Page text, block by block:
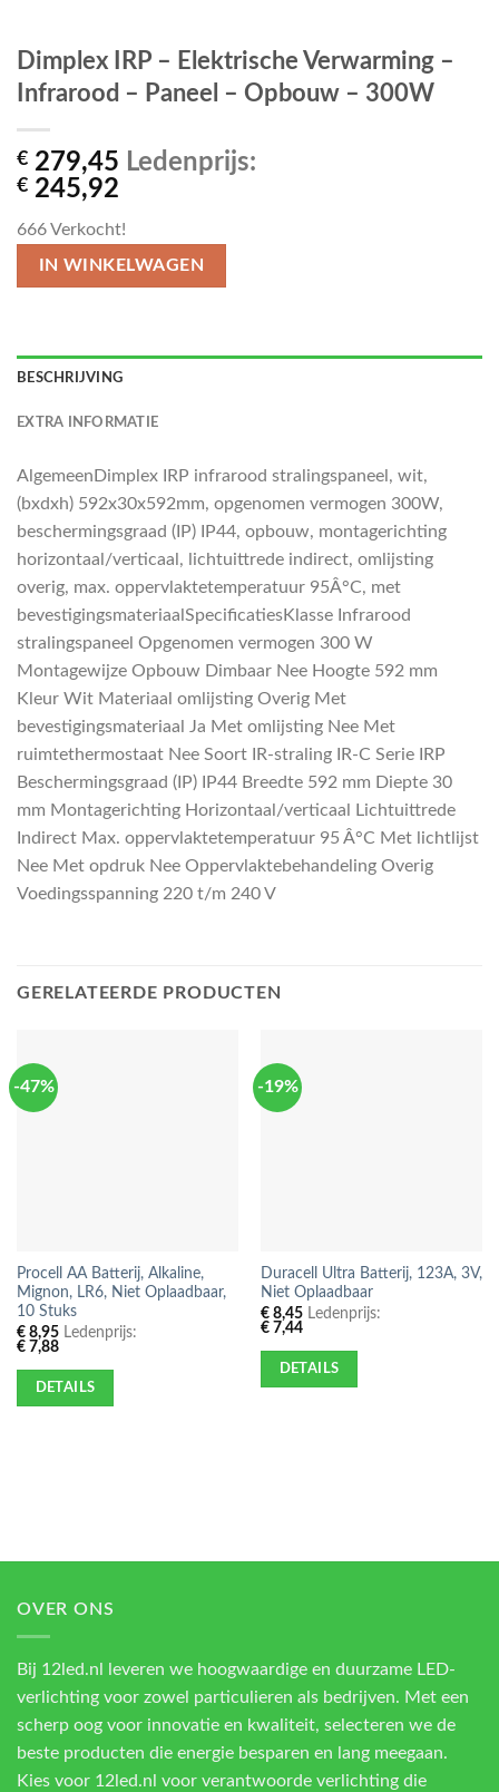
Dimplex IRP – Elektrische Verwarming –
Infrarood – Paneel – Opbouw – 300W
€ 279,45 Ledenprijs:
€ 245,92
666Verkocht!
IN WINKELWAGEN
BESCHRIJVING
EXTRA INFORMATIE
AlgemeenDimplex IRP infrarood stralingspaneel, wit,
(bxdxh) 592x30x592mm, opgenomen vermogen 300W,
beschermingsgraad (IP) IP44, opbouw, montagerichting
horizontaal/verticaal, lichtuittrede indirect, omlijsting
overig, max. oppervlaktetemperatuur 95Â°C, met
bevestigingsmateriaalSpecificatiesKlasse Infrarood
stralingspaneel Opgenomen vermogen 300 W
Montagewijze Opbouw Dimbaar Nee Hoogte 592 mm
Kleur Wit Materiaal omlijsting Overig Met
bevestigingsmateriaal Ja Met omlijsting Nee Met
ruimtethermostaat Nee Soort IR-straling IR-C Serie IRP
Beschermingsgraad (IP) IP44 Breedte 592 mm Diepte 30
mm Montagerichting Horizontaal/verticaal Lichtuittrede
Indirect Max. oppervlaktetemperatuur 95 Â°C Met lichtlijst
Nee Met opdruk Nee Oppervlaktebehandeling Overig
Voedingsspanning 220 t/m 240 V
GERELATEERDE PRODUCTEN
-47%
Procell AA Batterij, Alkaline,
Mignon, LR6, Niet Oplaadbaar,
10 Stuks
€8,95Ledenprijs:
€7,88
DETAILS
-19%
Duracell Ultra Batterij, 123A, 3V,
Niet Oplaadbaar
€8,45Ledenprijs:
€7,44
DETAILS
OVER ONS
Bij 12led.nl leveren we hoogwaardige en duurzame LED-
verlichting voor zowel particulieren als bedrijven. Met een
scherp oog voor innovatie en kwaliteit, selecteren we de
beste producten die energie besparen en lang meegaan.
Kies voor 12led.nl voor verantwoorde verlichting die